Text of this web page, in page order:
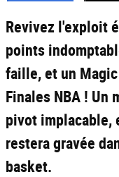
Revivez l'exploit
points
faille, et un
Finales NBA ! Un
pivot implacable,
restera gravée
basket.